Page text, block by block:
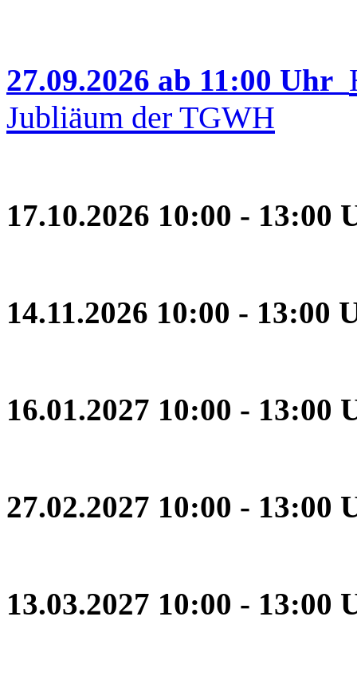
27.09.2026 ab 11:00 Uhr
Jubliäum der TGWH
17.10.2026 10:00 - 13:00
14.11.2026 10:00 - 13:00
16.01.2027 10:00 - 13:00
27.02.2027 10:00 - 13:00
13.03.2027 10:00 - 13:00